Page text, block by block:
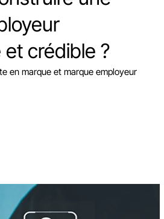
crédible ?
en marque et marque employeur